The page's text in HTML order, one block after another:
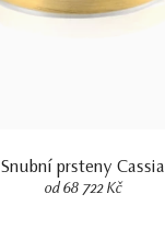
Snubní prsteny Cassia
od 68 722 Kč